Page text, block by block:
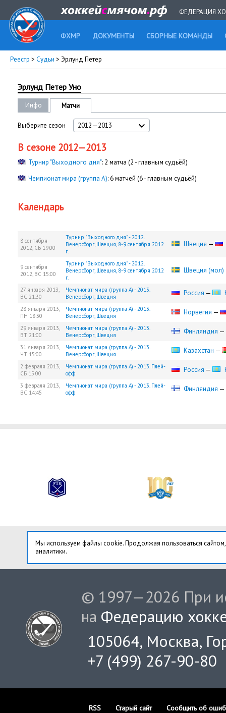
ФЕДЕРАЦИЯ
ФХМР ДОКУМЕНТЫ СБОРНЫЕ КОМАНДЫ
Реестр > Судьи > Эрлунд Петер
Эрлунд Петер Уно
Инфо Матчи
Выберите сезон 2012—2013
В сезоне 2012—2013
Турнир "Выходного дня": 2 матча (2 - главным судьёй)
Чемпионат мира (группа А): 6 матчей (6 - главным судьёй)
Календарь
8 сентября
2012, СБ 19:00
Турнир "Выходного дня" - 2012.
Венерсборг, Швеция, 8-9 сентября 2012
г.
Швеция —
9 сентября
2012, ВС 15:00
Турнир "Выходного дня" - 2012.
Венерсборг, Швеция, 8-9 сентября 2012
г.
Швеция (мол)
27 января 2013,
ВС 21:30
Чемпионат мира (группа А) - 2013.
Венерсборг, Швеция
Россия —
28 января 2013,
ПН 18:30
Чемпионат мира (группа А) - 2013.
Венерсборг, Швеция
Норвегия —
29 января 2013,
ВТ 21:00
Чемпионат мира (группа А) - 2013.
Венерсборг, Швеция
Финляндия —
31 января 2013,
ЧТ 15:00
Чемпионат мира (группа А) - 2013.
Венерсборг, Швеция
Казахстан —
2 февраля 2013,
СБ 15:00
Чемпионат мира (группа А) - 2013. Плей-
офф
Россия —
3 февраля 2013,
ВС 14:45
Чемпионат мира (группа А) - 2013. Плей-
офф
Финляндия —
Мы используем файлы cookie. Продолжая пользоваться
аналитики.
© 1997—2026 При
на Федерацию
105064, Москва,
+7 (499) 267-90-80
RSS Старый сайт Сообщить об